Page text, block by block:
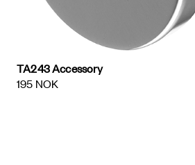
TA243 Accessory
195 NOK